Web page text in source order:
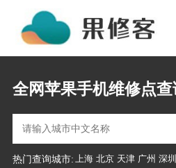
全网苹果手机维修点
热门查询城市: 上海 北京 天津 广州 深圳